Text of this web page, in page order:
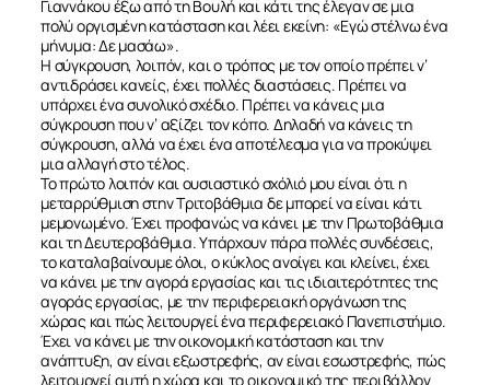
Γιαννάκου έξω από τη Βουλή και κάτι της έλεγαν σε μια
πολύ οργισμένη κατάσταση και λέει εκείνη: «Εγώ στέλνω ένα
μήνυμα: Δε μασάω».
Η σύγκρουση, λοιπόν, και ο τρόπος με τον οποίο πρέπει ν’
αντιδράσει κανείς, έχει πολλές διαστάσεις. Πρέπει να
υπάρχει ένα συνολικό σχέδιο. Πρέπει να κάνεις μια
σύγκρουση που ν’ αξίζει τον κόπο. Δηλαδή να κάνεις τη
σύγκρουση, αλλά να έχει ένα αποτέλεσμα για να προκύψει
μια αλλαγή στο τέλος.
Το πρώτο λοιπόν και ουσιαστικό σχόλιό μου είναι ότι η
μεταρρύθμιση στην Τριτοβάθμια δε μπορεί να είναι κάτι
μεμονωμένο. Έχει προφανώς να κάνει με την Πρωτοβάθμια
και τη Δευτεροβάθμια. Υπάρχουν πάρα πολλές συνδέσεις,
το καταλαβαίνουμε όλοι, ο κύκλος ανοίγει και κλείνει, έχει
να κάνει με την αγορά εργασίας και τις ιδιαιτερότητες της
αγοράς εργασίας, με την περιφερειακή οργάνωση της
χώρας και πώς λειτουργεί ένα περιφερειακό Πανεπιστήμιο.
Έχει να κάνει με την οικονομική κατάσταση και την
ανάπτυξη, αν είναι εξωστρεφής, αν είναι εσωστρεφής, πώς
λειτουργεί αυτή η χώρα και το οικονομικό της περιβάλλον